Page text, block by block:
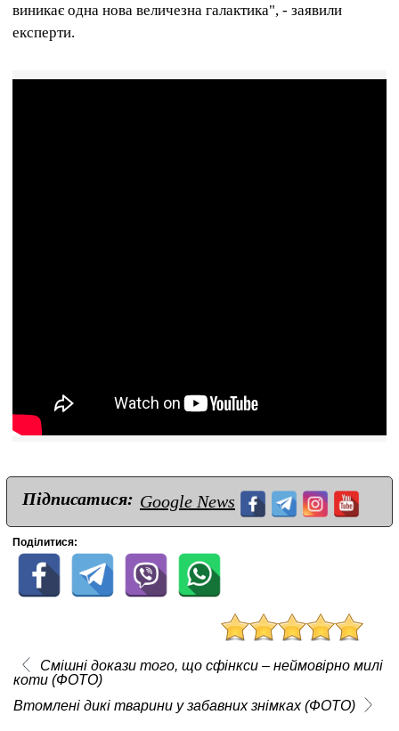
виникає одна нова величезна галактика", - заявили
експерти.
Підписатися: Google News
Поділитися:
Смішні докази того, що сфінкси – неймовірно милі
коти (ФОТО)
Втомлені дикі тварини у забавних знімках (ФОТО)